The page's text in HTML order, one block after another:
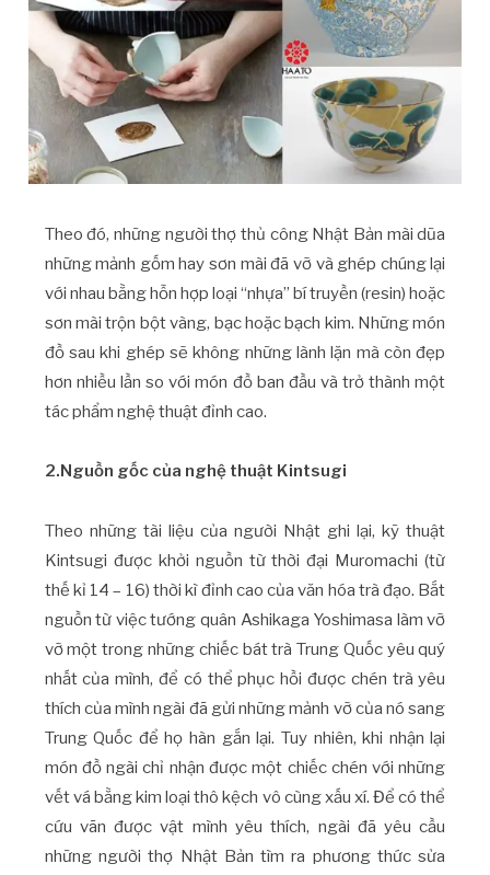
Theo đó, những người thợ thủ công Nhật Bản mài dũa
những mảnh gốm hay sơn mài đã vỡ và ghép chúng lại
với nhau bằng hỗn hợp loại “nhựa” bí truyền (resin) hoặc
sơn mài trộn bột vàng, bạc hoặc bạch kim. Những món
đồ sau khi ghép sẽ không những lành lặn mà còn đẹp
hơn nhiều lần so với món đồ ban đầu và trở thành một
tác phẩm nghệ thuật đỉnh cao.
2.Nguồn gốc của nghệ thuật Kintsugi
Theo những tài liệu của người Nhật ghi lại, kỹ thuật
Kintsugi được khởi nguồn từ thời đại Muromachi (từ
thế kỉ 14 – 16) thời kì đỉnh cao của văn hóa trà đạo. Bắt
nguồn từ việc tướng quân Ashikaga Yoshimasa làm vỡ
vỡ một trong những chiếc bát trà Trung Quốc yêu quý
nhất của mình, để có thể phục hồi được chén trà yêu
thích của mình ngài đã gửi những mảnh vỡ của nó sang
Trung Quốc để họ hàn gắn lại. Tuy nhiên, khi nhận lại
món đồ ngài chỉ nhận được một chiếc chén với những
vết vá bằng kim loại thô kệch vô cùng xấu xí. Để có thể
cứu vãn được vật mình yêu thích, ngài đã yêu cầu
những người thợ Nhật Bản tìm ra phương thức sửa